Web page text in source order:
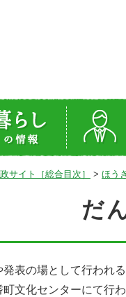
サイト［総合目次］ > ほう
だ
表の場として行われ
文化センターにて行わ